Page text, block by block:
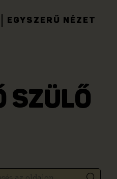
EGYSZERŰ NÉZET
SZÜLŐ